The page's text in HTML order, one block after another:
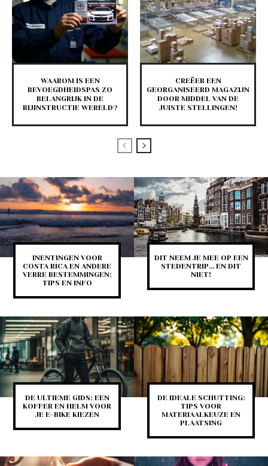
WAAROM IS EEN
BEVOEGDHEIDSPAS ZO
BELANGRIJK IN DE
RIJINSTRUCTIE WERELD?
CREËER EEN
GEORGANISEERD MAGAZIJN
DOOR MIDDEL VAN DE
JUISTE STELLINGEN!
INENTINGEN VOOR
COSTA RICA EN ANDERE
VERRE BESTEMMINGEN:
TIPS EN INFO
DIT NEEM JE MEE OP EEN
STEDENTRIP… EN DIT
NIET!
DE ULTIEME GIDS: EEN
KOFFER EN HELM VOOR
JE E-BIKE KIEZEN
DE IDEALE SCHUTTING:
TIPS VOOR
MATERIAALKEUZE EN
PLAATSING